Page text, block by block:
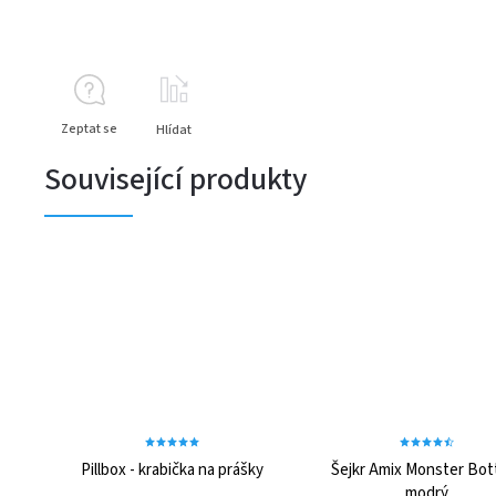
Zeptat se Hlídat
Související produkty
Pillbox - krabička na prášky
Šejkr Amix Monster